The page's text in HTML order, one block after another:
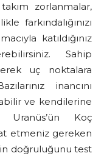
zorlanmalar,
farkındalığınızı
katıldığınız
Sahip
uç noktalara
inancını
ve kendilerine
Koç
etmeniz gereken
doğruluğunu test